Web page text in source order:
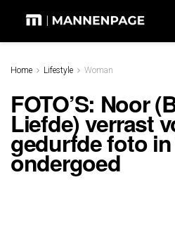
Home Lifestyle Woman
FOTO’S: Noor
Liefde) verrast
gedurfde foto
ondergoed